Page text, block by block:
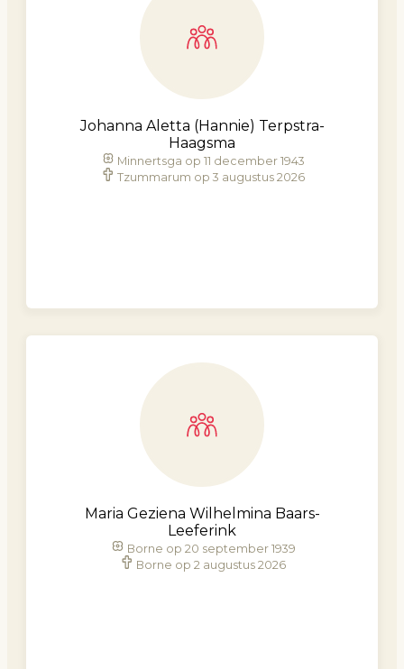
Johanna Aletta (Hannie) Terpstra-
Haagsma
Minnertsga op 11 december 1943
Tzummarum op 3 augustus 2026
Maria Geziena Wilhelmina Baars-
Leeferink
Borne op 20 september 1939
Borne op 2 augustus 2026